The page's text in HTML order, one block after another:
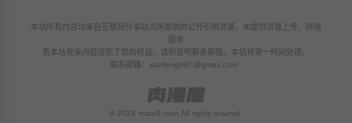
本站所有内容均来自互联网分享站点所提供的公开引用资源，未提供资源上传、存储
服务
若本站收录内容侵犯了您的权益，请附说明联系邮箱，本站将第一时间处理。
联系邮箱： sanfeng687@gmail.com
© 2024 rman8.com All rights reservd.